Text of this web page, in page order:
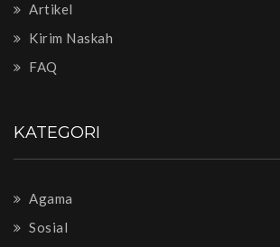
Artikel
Kirim Naskah
FAQ
KATEGORI
Agama
Sosial